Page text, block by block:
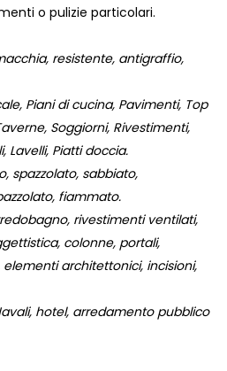
o pulizie particolari.
resistente, antigraffio,
Piani di cucina, Pavimenti, Top
Soggiorni, Rivestimenti,
Lavelli, Piatti doccia.
spazzolato, sabbiato,
fiammato.
rivestimenti ventilati,
colonne, portali,
architettonici, incisioni,
hotel, arredamento pubblico